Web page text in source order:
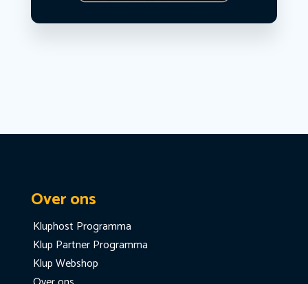
Over ons
Kluphost Programma
Klup Partner Programma
Klup Webshop